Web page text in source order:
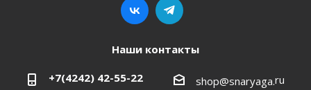
Наши контакты
+7(4242) 42-55-22 shop@snaryaga.ru